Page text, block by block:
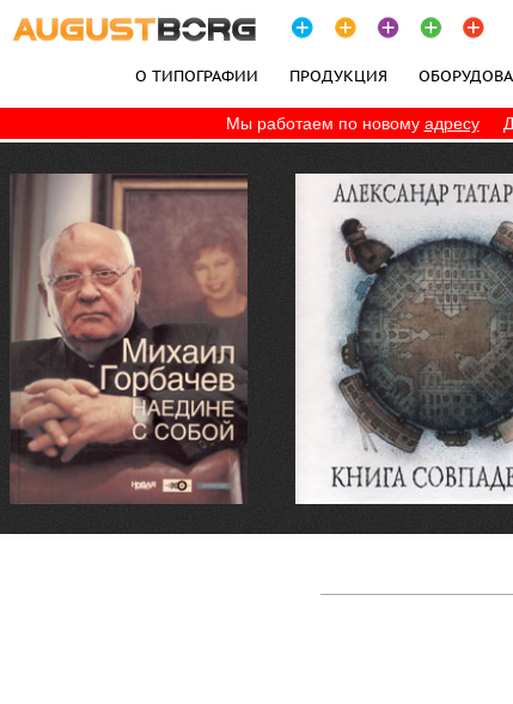
О ТИПОГРАФИИ ПРОДУКЦИЯ
+7 (495) 787-06-77 ПОЛИТИКА
Мы работаем по новому адресу